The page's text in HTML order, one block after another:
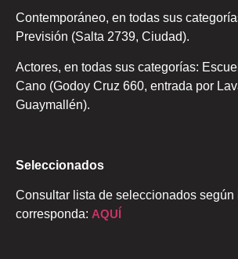
Contemporáneo, en todas sus
Previsión (Salta 2739, Ciudad).
Actores, en todas sus categorías:
Cano (Godoy Cruz 660, entrada por
Guaymallén).
Seleccionados
Consultar lista de seleccionados
corresponda: AQUÍ